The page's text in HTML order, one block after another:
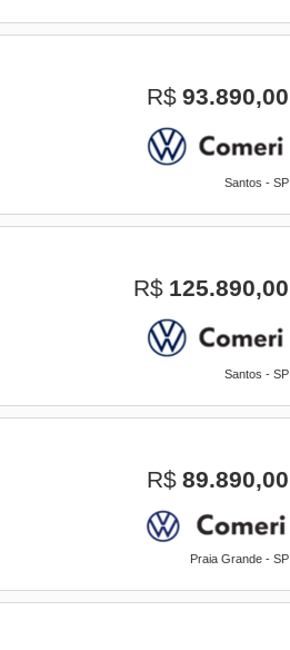
R$ 93.890,00
Santos - SP
R$ 125.890,00
Santos - SP
R$ 89.890,00
Praia Grande - SP